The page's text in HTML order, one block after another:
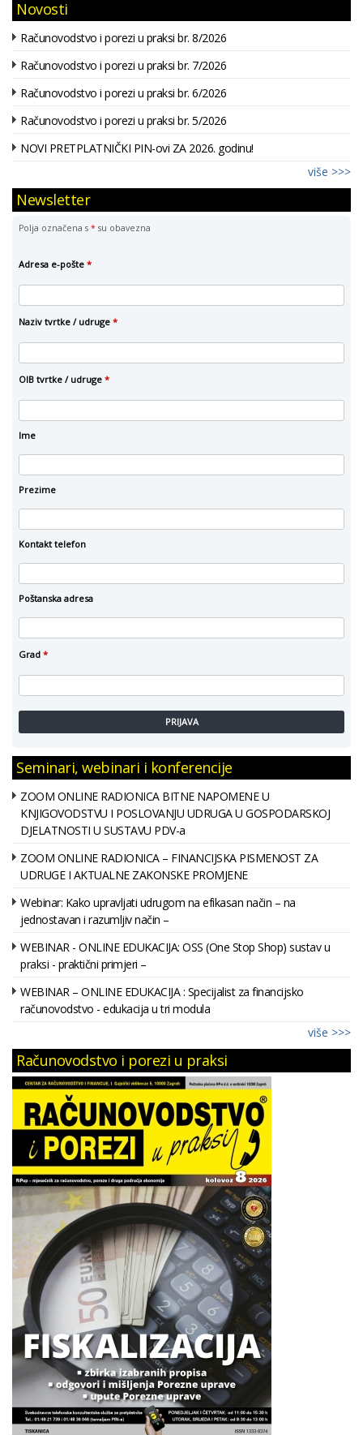
Novosti
Računovodstvo i porezi u praksi br. 8/2026
Računovodstvo i porezi u praksi br. 7/2026
Računovodstvo i porezi u praksi br. 6/2026
Računovodstvo i porezi u praksi br. 5/2026
NOVI PRETPLATNIČKI PIN-ovi ZA 2026. godinu!
više >>>
Newsletter
Polja označena s * su obavezna
Adresa e-pošte *
Naziv tvrtke / udruge *
OIB tvrtke / udruge *
Ime
Prezime
Kontakt telefon
Poštanska adresa
Grad *
PRIJAVA
Seminari, webinari i konferencije
ZOOM ONLINE RADIONICA BITNE NAPOMENE U
KNJIGOVODSTVU I POSLOVANJU UDRUGA U GOSPODARSKOJ
DJELATNOSTI U SUSTAVU PDV-a
ZOOM ONLINE RADIONICA – FINANCIJSKA PISMENOST ZA
UDRUGE I AKTUALNE ZAKONSKE PROMJENE
Webinar: Kako upravljati udrugom na efikasan način – na
jednostavan i razumljiv način –
WEBINAR - ONLINE EDUKACIJA: OSS (One Stop Shop) sustav u
praksi - praktični primjeri –
WEBINAR – ONLINE EDUKACIJA : Specijalist za financijsko
računovodstvo - edukacija u tri modula
više >>>
Računovodstvo i porezi u praksi